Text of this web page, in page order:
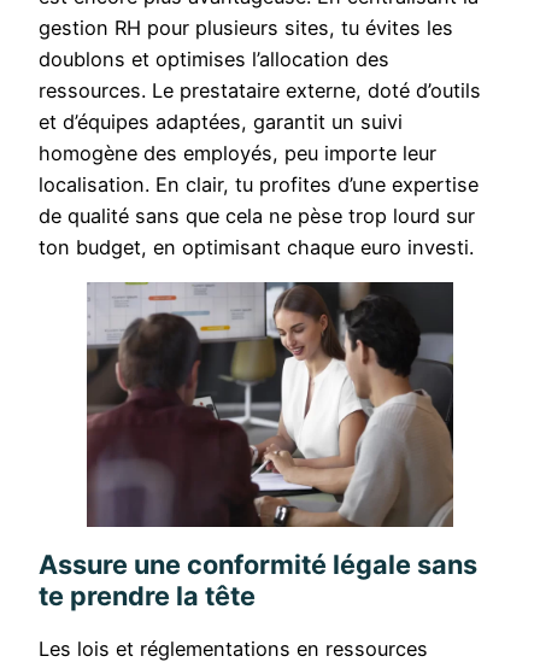
gestion RH pour plusieurs sites, tu évites les
doublons et optimises l’allocation des
ressources. Le prestataire externe, doté d’outils
et d’équipes adaptées, garantit un suivi
homogène des employés, peu importe leur
localisation. En clair, tu profites d’une expertise
de qualité sans que cela ne pèse trop lourd sur
ton budget, en optimisant chaque euro investi.
Assure une conformité légale sans
te prendre la tête
Les lois et réglementations en ressources